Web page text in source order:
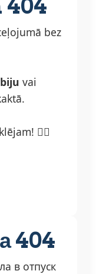
404
bez
vai
🕵️‍♂️
404
в отпуск